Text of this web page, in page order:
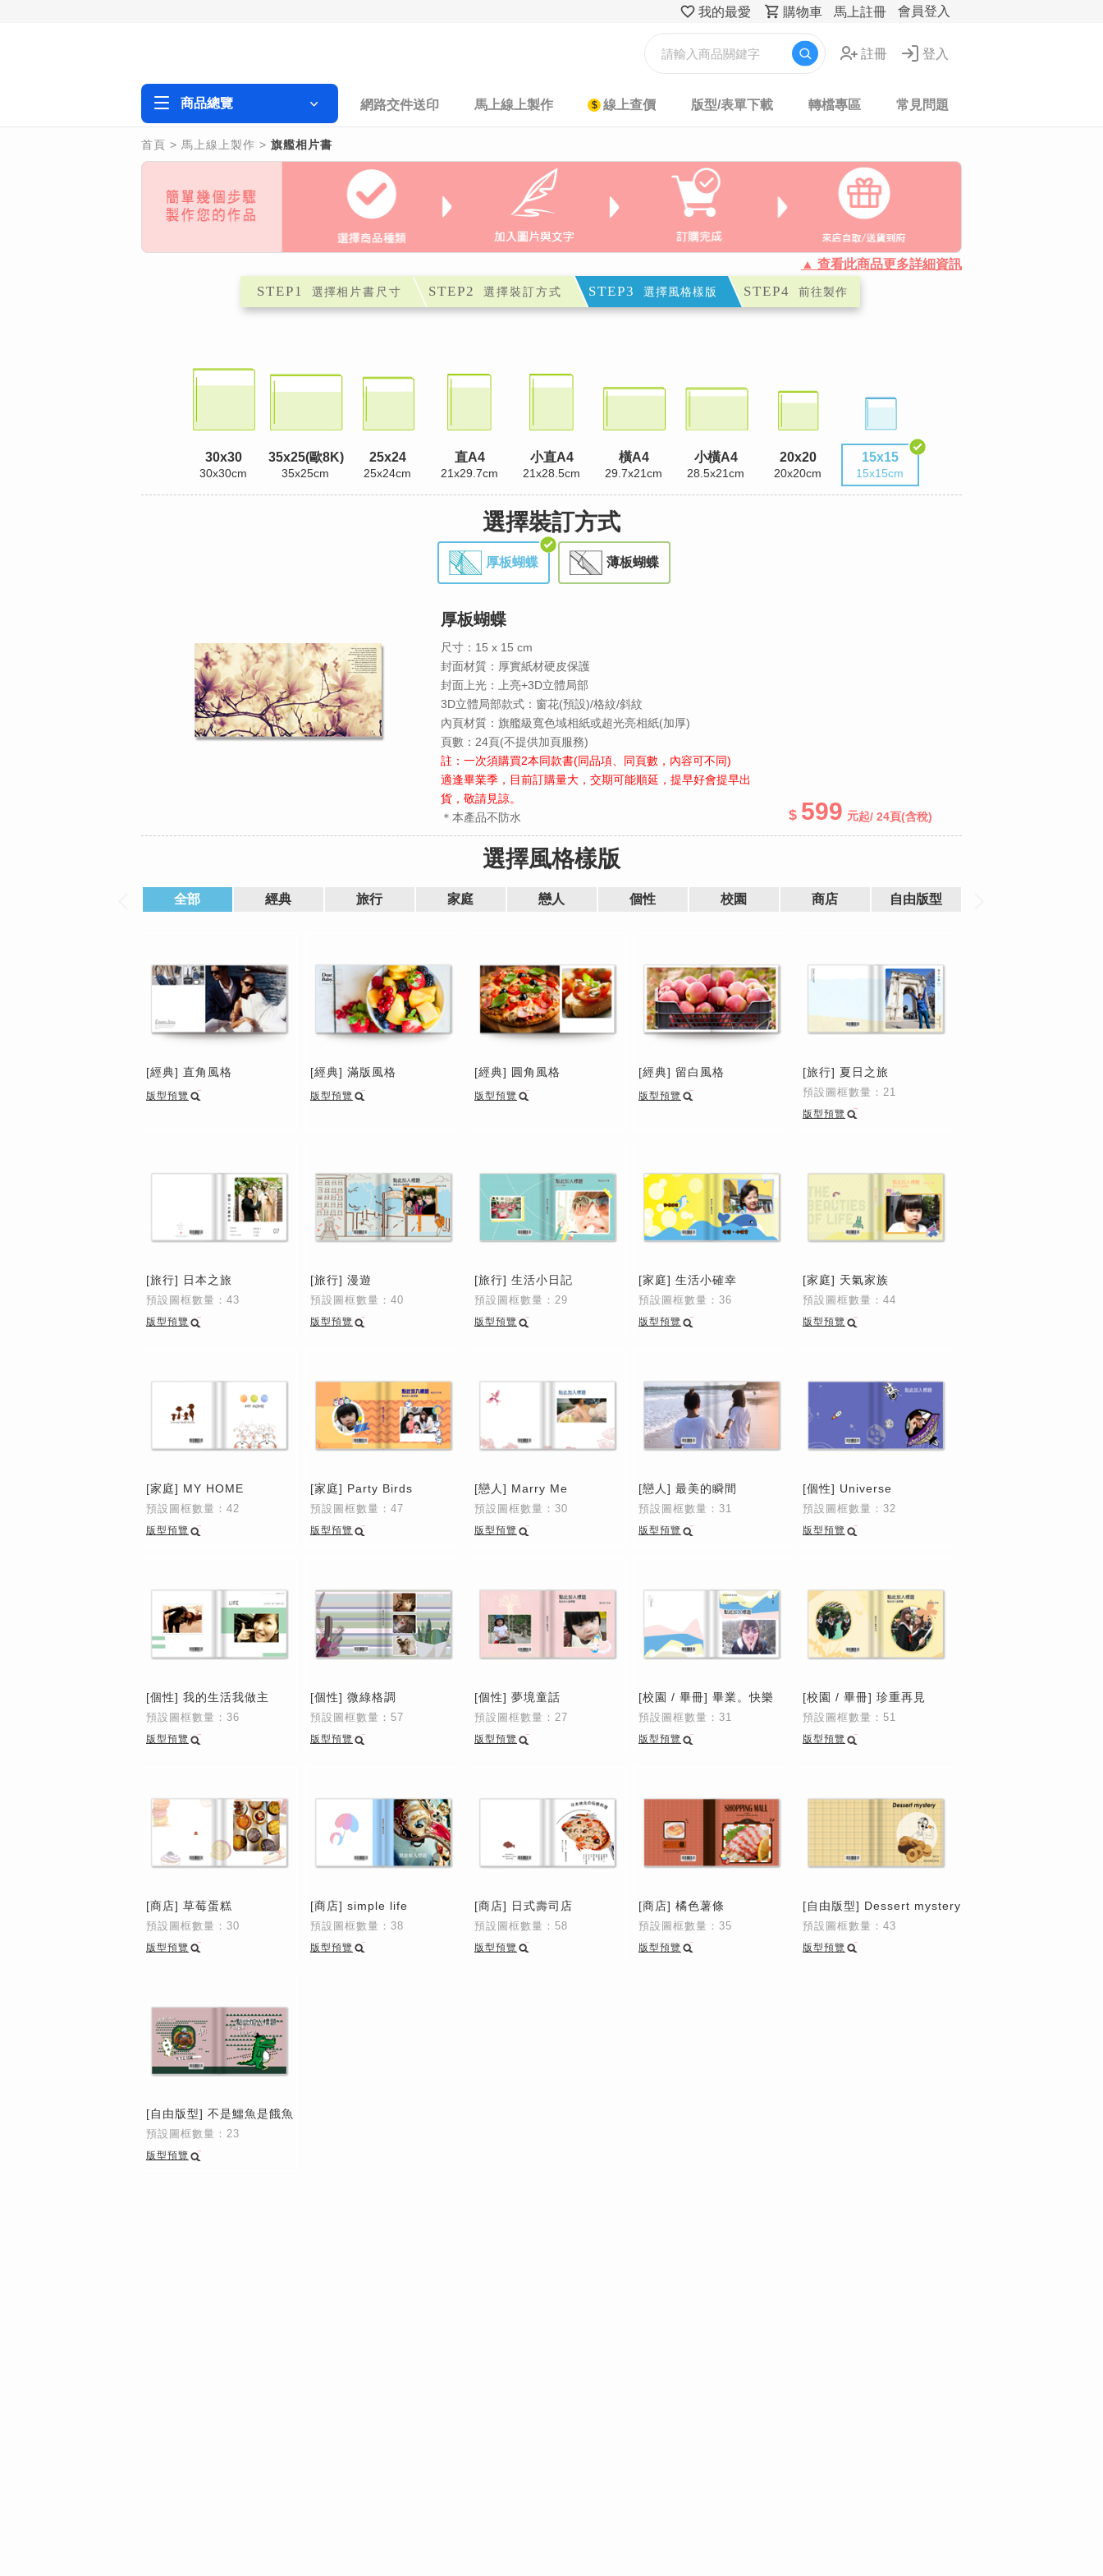
我的最愛 購物車 馬上註冊 會員登入
註冊 登入
商品總覽 網路交件送印 馬上線上製作 線上查價 版型/表單下載 轉檔專區 常見問題
首頁 > 馬上線上製作 > 旗艦相片書
▲ 查看此商品更多詳細資訊
STEP1 選擇相片書尺寸 STEP2 選擇裝訂方式 STEP3 選擇風格樣版 STEP4 前往製作
30x30
30x30cm
35x25(歐8K)
35x25cm
25x24
25x24cm
直A4
21x29.7cm
小直A4
21x28.5cm
橫A4
29.7x21cm
小橫A4
28.5x21cm
20x20
20x20cm
15x15
15x15cm
選擇裝訂方式
厚板蝴蝶 薄板蝴蝶
厚板蝴蝶
尺寸：15 x 15 cm
封面材質：厚實紙材硬皮保護
封面上光：上亮+3D立體局部
3D立體局部款式：窗花(預設)/格紋/斜紋
內頁材質：旗艦級寬色域相紙或超光亮相紙(加厚)
頁數：24頁(不提供加頁服務)
註：一次須購買2本同款書(同品項、同頁數，內容可不同)
適逢畢業季，目前訂購量大，交期可能順延，提早好會提早出
貨，敬請見諒。
＊本產品不防水
599 起/ 24頁(含稅)
選擇風格樣版
全部 經典 旅行 家庭 戀人 個性 校園 商店 自由版型
[經典] 直角風格
版型預覽
[經典] 滿版風格
版型預覽
[經典] 圓角風格
版型預覽
[經典] 留白風格
版型預覽
[旅行] 夏日之旅
預設圖框數量：21
版型預覽
[旅行] 日本之旅
預設圖框數量：43
版型預覽
[旅行] 漫遊
預設圖框數量：40
版型預覽
[旅行] 生活小日記
預設圖框數量：29
版型預覽
[家庭] 生活小確幸
預設圖框數量：36
版型預覽
[家庭] 天氣家族
預設圖框數量：44
版型預覽
[家庭] MY HOME
預設圖框數量：42
版型預覽
[家庭] Party Birds
預設圖框數量：47
版型預覽
[戀人] Marry Me
預設圖框數量：30
版型預覽
[戀人] 最美的瞬間
預設圖框數量：31
版型預覽
[個性] Universe
預設圖框數量：32
版型預覽
[個性] 我的生活我做主
預設圖框數量：36
版型預覽
[個性] 微綠格調
預設圖框數量：57
版型預覽
[個性] 夢境童話
預設圖框數量：27
版型預覽
[校園 / 畢冊] 畢業。快樂
預設圖框數量：31
版型預覽
[校園 / 畢冊] 珍重再見
預設圖框數量：51
版型預覽
[商店] 草莓蛋糕
預設圖框數量：30
版型預覽
[商店] simple life
預設圖框數量：38
版型預覽
[商店] 日式壽司店
預設圖框數量：58
版型預覽
[商店] 橘色薯條
預設圖框數量：35
版型預覽
[自由版型] Dessert mystery
預設圖框數量：43
版型預覽
[自由版型] 不是鱷魚是餓魚
預設圖框數量：23
版型預覽